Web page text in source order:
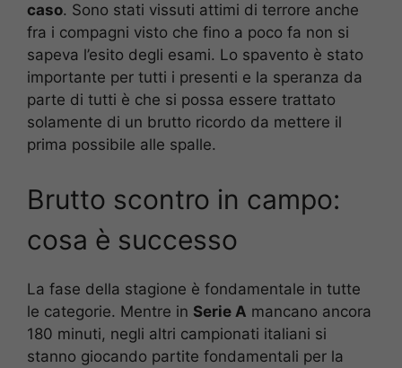
caso. Sono stati vissuti attimi di terrore anche
fra i compagni visto che fino a poco fa non si
sapeva l’esito degli esami. Lo spavento è stato
importante per tutti i presenti e la speranza da
parte di tutti è che si possa essere trattato
solamente di un brutto ricordo da mettere il
prima possibile alle spalle.
Brutto scontro in campo:
cosa è successo
La fase della stagione è fondamentale in tutte
le categorie. Mentre in Serie A mancano ancora
180 minuti, negli altri campionati italiani si
stanno giocando partite fondamentali per la